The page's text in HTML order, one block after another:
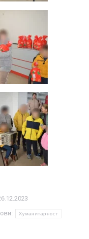
Хуманитарност